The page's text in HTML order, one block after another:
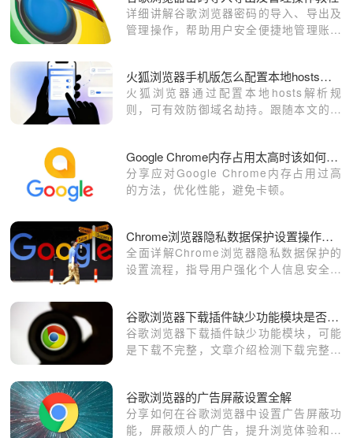
详细讲解谷歌浏览器密码的导入、导出及
管理操作，帮助用户安全便捷地管理账号
火狐浏览器手机版怎么配置本地hosts文件绕过域名劫持
火狐浏览器通过配置本地hosts解析规
则，可有效防御域名劫持。跟随本文的进
标服务器。
Google Chrome内存占用太高时该如何优化
分享应对Google Chrome内存占用过高
的方法，优化性能，避免卡顿。
Chrome浏览器隐私数据保护设置操作全流程详解教程
全面详解Chrome浏览器隐私数据保护的
设置流程，指导用户强化个人信息安全，
谷歌浏览器下载插件缺少功能模块是否下载不完整
谷歌浏览器下载插件缺少功能模块，可能
是下载不完整，文章介绍检测下载完整性
谷歌浏览器的广告屏蔽设置全解
分享如何在谷歌浏览器中设置广告屏蔽功
能，屏蔽烦人的广告，提升浏览体验和网